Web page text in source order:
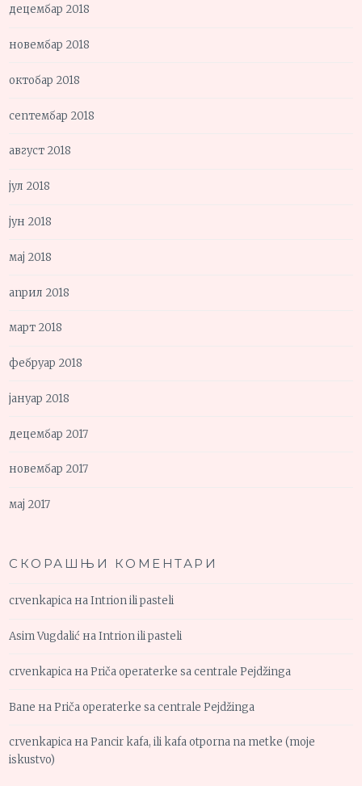
децембар 2018
новембар 2018
октобар 2018
септембар 2018
август 2018
јул 2018
јун 2018
мај 2018
април 2018
март 2018
фебруар 2018
јануар 2018
децембар 2017
новембар 2017
мај 2017
СКОРАШЊИ КОМЕНТАРИ
crvenkapica наIntrion ili pasteli
Asim Vugdalić наIntrion ili pasteli
crvenkapica наPriča operaterke sa centrale Pejdžinga
Bane наPriča operaterke sa centrale Pejdžinga
crvenkapica наPancir kafa, ili kafa otporna na metke (moje
iskustvo)